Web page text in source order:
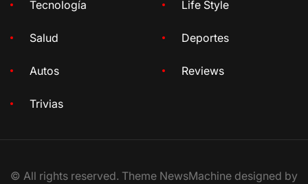
Tecnología Life Style
Salud Deportes
Autos Reviews
Trivias
© All rights reserved. Theme NewsMachine designed by